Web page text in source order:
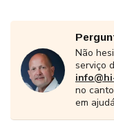
Não
serviço
no
em